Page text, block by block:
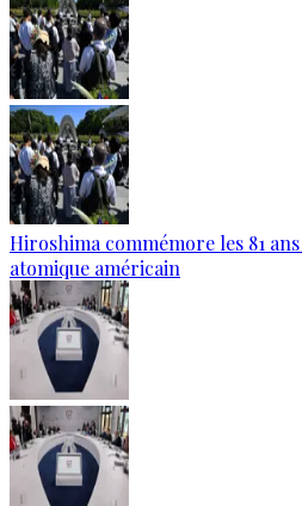
Hiroshima commémore les 81
atomique américain